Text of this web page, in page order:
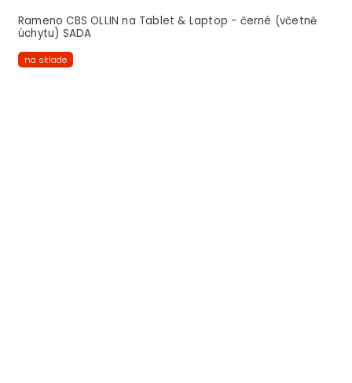
Rameno CBS OLLIN na Tablet & Laptop - černé (včetně
úchytu) SADA
na sklade